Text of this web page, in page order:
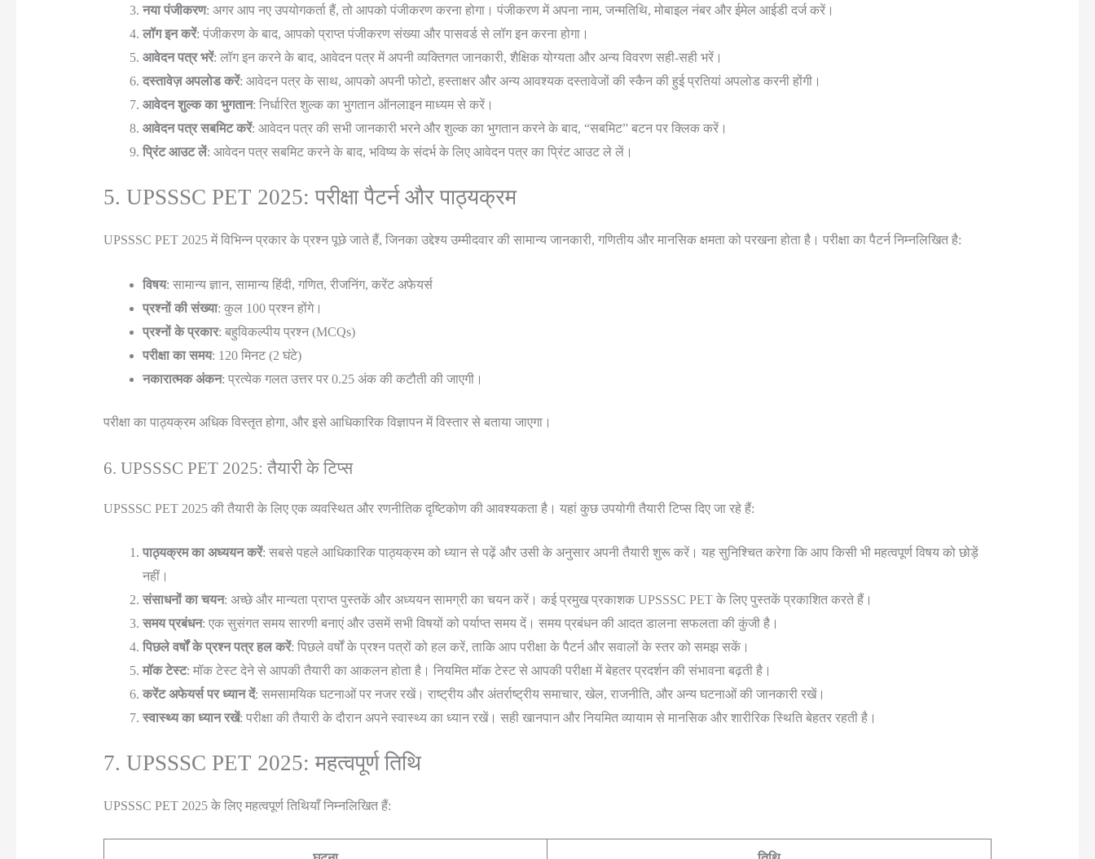
नया पंजीकरण: अगर आप नए उपयोगकर्ता हैं, तो आपको पंजीकरण करना होगा। पंजीकरण में अपना नाम, जन्मतिथि, मोबाइल नंबर और ईमेल आईडी दर्ज करें।
लॉग इन करें: पंजीकरण के बाद, आपको प्राप्त पंजीकरण संख्या और पासवर्ड से लॉग इन करना होगा।
आवेदन पत्र भरें: लॉग इन करने के बाद, आवेदन पत्र में अपनी व्यक्तिगत जानकारी, शैक्षिक योग्यता और अन्य विवरण सही-सही भरें।
दस्तावेज़ अपलोड करें: आवेदन पत्र के साथ, आपको अपनी फोटो, हस्ताक्षर और अन्य आवश्यक दस्तावेजों की स्कैन की हुई प्रतियां अपलोड करनी होंगी।
आवेदन शुल्क का भुगतान: निर्धारित शुल्क का भुगतान ऑनलाइन माध्यम से करें।
आवेदन पत्र सबमिट करें: आवेदन पत्र की सभी जानकारी भरने और शुल्क का भुगतान करने के बाद, “सबमिट” बटन पर क्लिक करें।
प्रिंट आउट लें: आवेदन पत्र सबमिट करने के बाद, भविष्य के संदर्भ के लिए आवेदन पत्र का प्रिंट आउट ले लें।
5. UPSSSC PET 2025: परीक्षा पैटर्न और पाठ्यक्रम
UPSSSC PET 2025 में विभिन्न प्रकार के प्रश्न पूछे जाते हैं, जिनका उद्देश्य उम्मीदवार की सामान्य जानकारी, गणितीय और मानसिक क्षमता को परखना होता है। परीक्षा का पैटर्न निम्नलिखित है:
विषय: सामान्य ज्ञान, सामान्य हिंदी, गणित, रीजनिंग, करेंट अफेयर्स
प्रश्नों की संख्या: कुल 100 प्रश्न होंगे।
प्रश्नों के प्रकार: बहुविकल्पीय प्रश्न (MCQs)
परीक्षा का समय: 120 मिनट (2 घंटे)
नकारात्मक अंकन: प्रत्येक गलत उत्तर पर 0.25 अंक की कटौती की जाएगी।
परीक्षा का पाठ्यक्रम अधिक विस्तृत होगा, और इसे आधिकारिक विज्ञापन में विस्तार से बताया जाएगा।
6. UPSSSC PET 2025: तैयारी के टिप्स
UPSSSC PET 2025 की तैयारी के लिए एक व्यवस्थित और रणनीतिक दृष्टिकोण की आवश्यकता है। यहां कुछ उपयोगी तैयारी टिप्स दिए जा रहे हैं:
पाठ्यक्रम का अध्ययन करें: सबसे पहले आधिकारिक पाठ्यक्रम को ध्यान से पढ़ें और उसी के अनुसार अपनी तैयारी शुरू करें। यह सुनिश्चित करेगा कि आप किसी भी महत्वपूर्ण विषय को छोड़ें
नहीं।
संसाधनों का चयन: अच्छे और मान्यता प्राप्त पुस्तकें और अध्ययन सामग्री का चयन करें। कई प्रमुख प्रकाशक UPSSSC PET के लिए पुस्तकें प्रकाशित करते हैं।
समय प्रबंधन: एक सुसंगत समय सारणी बनाएं और उसमें सभी विषयों को पर्याप्त समय दें। समय प्रबंधन की आदत डालना सफलता की कुंजी है।
पिछले वर्षों के प्रश्न पत्र हल करें: पिछले वर्षों के प्रश्न पत्रों को हल करें, ताकि आप परीक्षा के पैटर्न और सवालों के स्तर को समझ सकें।
मॉक टेस्ट: मॉक टेस्ट देने से आपकी तैयारी का आकलन होता है। नियमित मॉक टेस्ट से आपकी परीक्षा में बेहतर प्रदर्शन की संभावना बढ़ती है।
करेंट अफेयर्स पर ध्यान दें: समसामयिक घटनाओं पर नजर रखें। राष्ट्रीय और अंतर्राष्ट्रीय समाचार, खेल, राजनीति, और अन्य घटनाओं की जानकारी रखें।
स्वास्थ्य का ध्यान रखें: परीक्षा की तैयारी के दौरान अपने स्वास्थ्य का ध्यान रखें। सही खानपान और नियमित व्यायाम से मानसिक और शारीरिक स्थिति बेहतर रहती है।
7. UPSSSC PET 2025: महत्वपूर्ण तिथि
UPSSSC PET 2025 के लिए महत्वपूर्ण तिथियाँ निम्नलिखित हैं: